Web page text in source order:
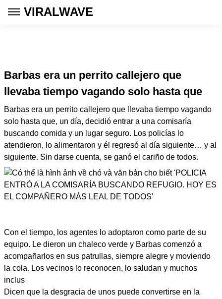
VIRALWAVE
Barbas era un perrito callejero que
llevaba tiempo vagando solo hasta que
Barbas era un perrito callejero que llevaba tiempo vagando
solo hasta que, un día, decidió entrar a una comisaría
buscando comida y un lugar seguro. Los policías lo
atendieron, lo alimentaron y él regresó al día siguiente… y al
siguiente. Sin darse cuenta, se ganó el cariño de todos.
Con el tiempo, los agentes lo adoptaron como parte de su
equipo. Le dieron un chaleco verde y Barbas comenzó a
acompañarlos en sus patrullas, siempre alegre y moviendo
la cola. Los vecinos lo reconocen, lo saludan y muchos
inclus
Dicen que la desgracia de unos puede convertirse en la